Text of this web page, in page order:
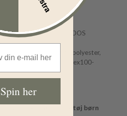
ører - bamseører - NOOS
ydre: 80% uld, 20% polyester,
20% polyester - Oeko-Tex100-
her:
Uldtøj børn
Spin her